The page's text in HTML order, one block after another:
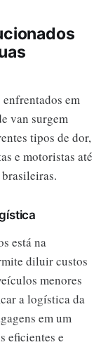
em
van surgem
tipos de dor,
e motoristas até
está na
diluir custos
menores
a logística da
em um
eficientes e